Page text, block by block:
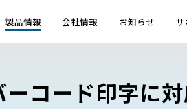
製品情報 会社情報 お知らせ
コード印字に